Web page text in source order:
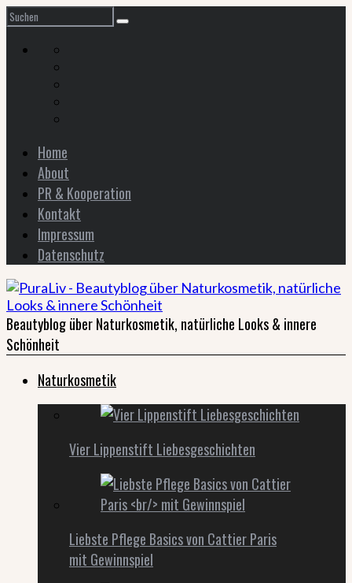
Home
About
PR & Kooperation
Kontakt
Impressum
Datenschutz
Beautyblog über Naturkosmetik, natürliche Looks & innere
Schönheit
Naturkosmetik
Vier Lippenstift Liebesgeschichten
Liebste Pflege Basics von Cattier Paris
mit Gewinnspiel